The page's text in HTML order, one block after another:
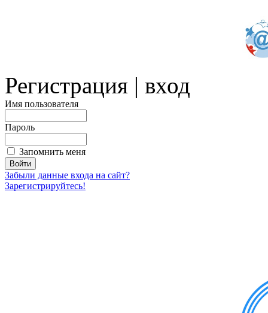
Регистрация | вход
Имя пользователя
Пароль
Запомнить меня
Забыли данные входа на сайт?
Зарегистрируйтесь!